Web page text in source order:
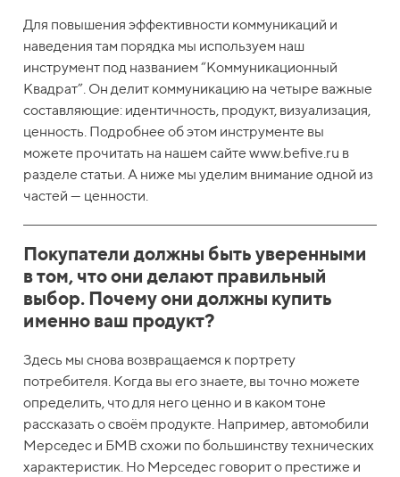
Для повышения эффективности коммуникаций и
наведения там порядка мы используем наш
инструмент под названием “Коммуникационный
Квадрат”. Он делит коммуникацию на четыре важные
составляющие: идентичность, продукт, визуализация,
ценность. Подробнее об этом инструменте вы
можете прочитать на нашем сайте www.befive.ru в
разделе статьи. А ниже мы уделим внимание одной из
частей — ценности.
Покупатели должны быть уверенными
в том, что они делают правильный
выбор. Почему они должны купить
именно ваш продукт?
Здесь мы снова возвращаемся к портрету
потребителя. Когда вы его знаете, вы точно можете
определить, что для него ценно и в каком тоне
рассказать о своём продукте. Например, автомобили
Мерседес и БМВ схожи по большинству технических
характеристик. Но Мерседес говорит о престиже и